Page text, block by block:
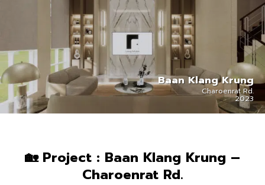
Baan Klang Krung
Charoenrat Rd.
2023
🏡 Project : Baan Klang Krung –
Charoenrat Rd.